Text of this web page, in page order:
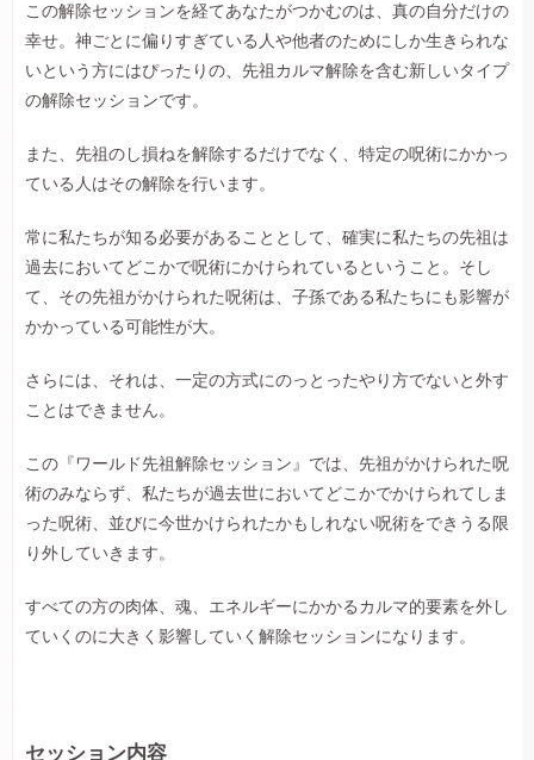
この解除セッションを経てあなたがつかむのは、真の自分だけの
幸せ。神ごとに偏りすぎている人や他者のためにしか生きられな
いという方にはぴったりの、先祖カルマ解除を含む新しいタイプ
の解除セッションです。
また、先祖のし損ねを解除するだけでなく、特定の呪術にかかっ
ている人はその解除を行います。
常に私たちが知る必要があることとして、確実に私たちの先祖は
過去においてどこかで呪術にかけられているということ。そし
て、その先祖がかけられた呪術は、子孫である私たちにも影響が
かかっている可能性が大。
さらには、それは、一定の方式にのっとったやり方でないと外す
ことはできません。
この『ワールド先祖解除セッション』では、先祖がかけられた呪
術のみならず、私たちが過去世においてどこかでかけられてしま
った呪術、並びに今世かけられたかもしれない呪術をできうる限
り外していきます。
すべての方の肉体、魂、エネルギーにかかるカルマ的要素を外し
ていくのに大きく影響していく解除セッションになります。
セッション内容